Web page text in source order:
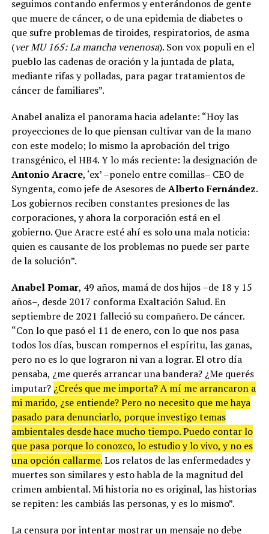
seguimos contando enfermos y enterándonos de gente
que muere de cáncer, o de una epidemia de diabetes o
que sufre problemas de tiroides, respiratorios, de asma
(ver MU 165: La mancha venenosa). Son vox populi en el
pueblo las cadenas de oración y la juntada de plata,
mediante rifas y polladas, para pagar tratamientos de
cáncer de familiares”.
Anabel analiza el panorama hacia adelante: “Hoy las
proyecciones de lo que piensan cultivar van de la mano
con este modelo; lo mismo la aprobación del trigo
transgénico, el HB4. Y lo más reciente: la designación de
Antonio Aracre, ‘ex’ –ponelo entre comillas– CEO de
Syngenta, como jefe de Asesores deAlberto Fernández.
Los gobiernos reciben constantes presiones de las
corporaciones, y ahora la corporación está en el
gobierno. Que Aracre esté ahí es solo una mala noticia:
quien es causante de los problemas no puede ser parte
de la solución”.
Anabel Pomar, 49 años, mamá de dos hijos –de 18 y 15
años–, desde 2017 conforma Exaltación Salud. En
septiembre de 2021 falleció su compañero. De cáncer.
“Con lo que pasó el 11 de enero, con lo que nos pasa
todos los días, buscan rompernos el espíritu, las ganas,
pero no es lo que lograron ni van a lograr. El otro día
pensaba, ¿me querés arrancar una bandera? ¿Me querés
imputar? ¿Creés que me importa? A mí me arrancaron a
mi marido, ¿se entiende? Pero no necesito que me haya
pasado para denunciarlo, porque investigo temas
ambientales desde hace mucho tiempo. Puedo contar lo
que pasa porque lo conozco, lo estudio y lo vivo, y no es
una opción callarme.Los relatos de las enfermedades y
muertes son similares y esto habla de la magnitud del
crimen ambiental. Mi historia no es original, las historias
se repiten: les cambiás las personas, y es lo mismo”.
La censura por intentar mostrar un mensaje no debe